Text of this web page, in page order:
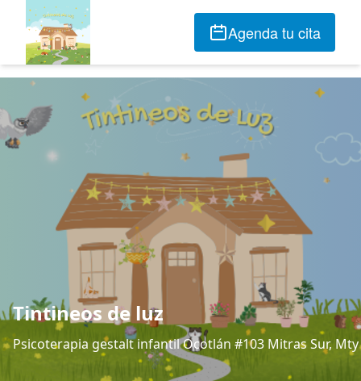
Agenda tu cita
Tintineos de luz
Psicoterapia gestalt infantil Ocotlán #103 Mitras Sur, Mty